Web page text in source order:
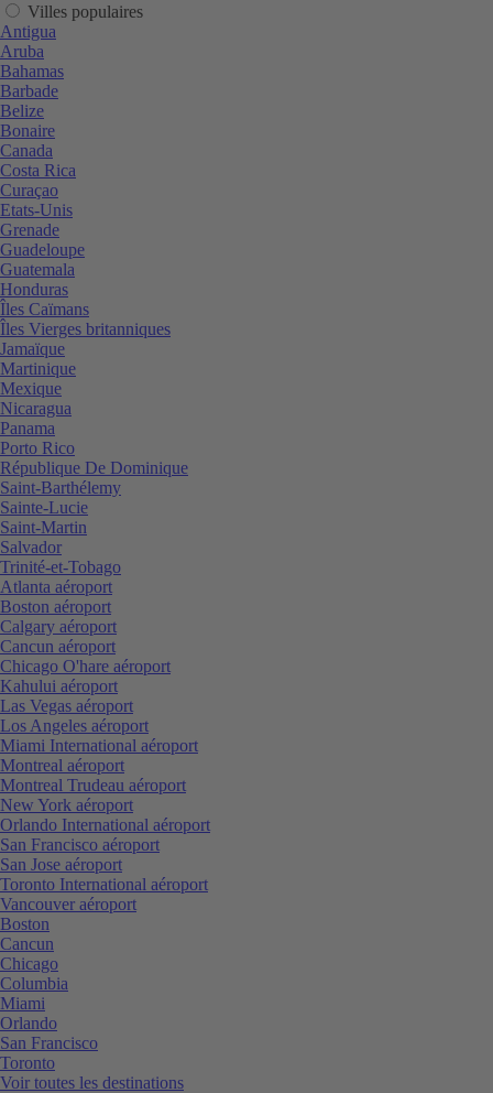
Villes populaires
Antigua
Aruba
Bahamas
Barbade
Belize
Bonaire
Canada
Costa Rica
Curaçao
Etats-Unis
Grenade
Guadeloupe
Guatemala
Honduras
Îles Caïmans
Îles Vierges britanniques
Jamaïque
Martinique
Mexique
Nicaragua
Panama
Porto Rico
République De Dominique
Saint-Barthélemy
Sainte-Lucie
Saint-Martin
Salvador
Trinité-et-Tobago
Atlanta aéroport
Boston aéroport
Calgary aéroport
Cancun aéroport
Chicago O'hare aéroport
Kahului aéroport
Las Vegas aéroport
Los Angeles aéroport
Miami International aéroport
Montreal aéroport
Montreal Trudeau aéroport
New York aéroport
Orlando International aéroport
San Francisco aéroport
San Jose aéroport
Toronto International aéroport
Vancouver aéroport
Boston
Cancun
Chicago
Columbia
Miami
Orlando
San Francisco
Toronto
Voir toutes les destinations